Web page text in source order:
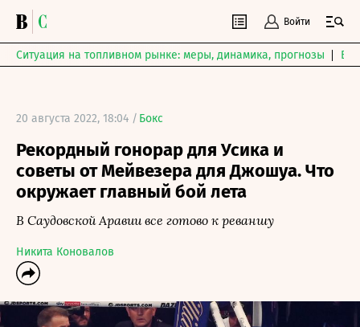
Войти
Ситуация на топливном рынке: меры, динамика, прогнозы
20 августа 2022, 18:04 / Бокс
Рекордный гонорар для Усика и
советы от Мейвезера для Джошуа. Что
окружает главный бой лета
В Саудовской Аравии все готово к реваншу
Никита Коновалов